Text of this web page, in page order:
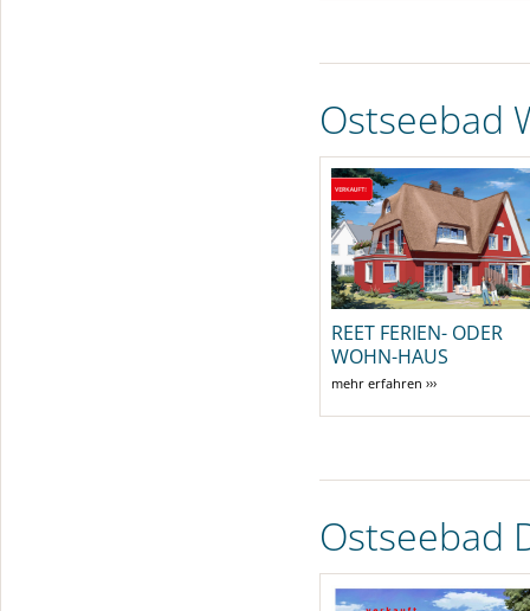
Ostseebad
REET FERIEN- ODER
WOHN-HAUS
mehr erfahren ›››
Ostseebad